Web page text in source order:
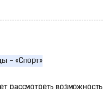
рассмотреть возможность